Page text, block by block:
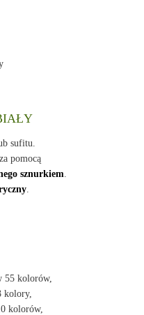
sufitu.
pomocą
sznurkiem
.
55 kolorów,
kolory,
kolorów,